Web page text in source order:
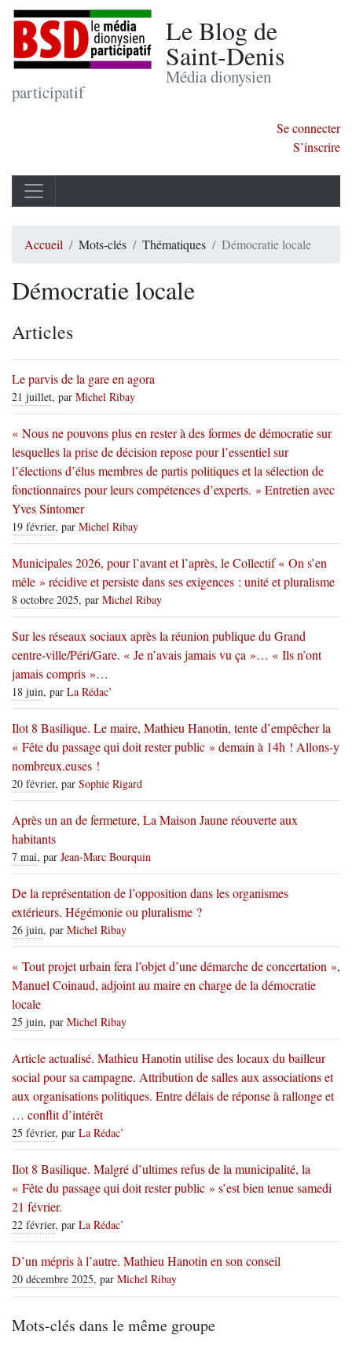
Le Blog de
Saint-Denis
Média dionysien
participatif
Se connecter
S’inscrire
Accueil Mots-clés Thématiques Démocratie locale
Démocratie locale
Articles
Le parvis de la gare en agora
21 juillet, par Michel Ribay
« Nous ne pouvons plus en rester à des formes de démocratie sur
lesquelles la prise de décision repose pour l’essentiel sur
l’élections d’élus membres de partis politiques et la sélection de
fonctionnaires pour leurs compétences d’experts. » Entretien avec
Yves Sintomer
19 février, par Michel Ribay
Municipales 2026, pour l’avant et l’après, le Collectif « On s’en
mêle » récidive et persiste dans ses exigences : unité et pluralisme
8 octobre 2025, par Michel Ribay
Sur les réseaux sociaux après la réunion publique du Grand
centre-ville/Péri/Gare. « Je n’avais jamais vu ça »… « Ils n’ont
jamais compris »…
18 juin, par La Rédac’
Ilot 8 Basilique. Le maire, Mathieu Hanotin, tente d’empêcher la
« Fête du passage qui doit rester public » demain à 14h ! Allons-y
nombreux.euses !
20 février, par Sophie Rigard
Après un an de fermeture, La Maison Jaune réouverte aux
habitants
7 mai, par Jean-Marc Bourquin
De la représentation de l’opposition dans les organismes
extérieurs. Hégémonie ou pluralisme ?
26 juin, par Michel Ribay
« Tout projet urbain fera l’objet d’une démarche de concertation »,
Manuel Coinaud, adjoint au maire en charge de la démocratie
locale
25 juin, par Michel Ribay
Article actualisé. Mathieu Hanotin utilise des locaux du bailleur
social pour sa campagne. Attribution de salles aux associations et
aux organisations politiques. Entre délais de réponse à rallonge et
… conflit d’intérêt
25 février, par La Rédac’
Ilot 8 Basilique. Malgré d’ultimes refus de la municipalité, la
« Fête du passage qui doit rester public » s’est bien tenue samedi
21 février.
22 février, par La Rédac’
D’un mépris à l’autre. Mathieu Hanotin en son conseil
20 décembre 2025, par Michel Ribay
Mots-clés dans le même groupe